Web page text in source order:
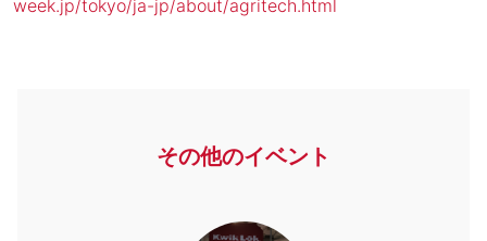
week.jp/tokyo/ja-jp/about/agritech.html
その他のイベント